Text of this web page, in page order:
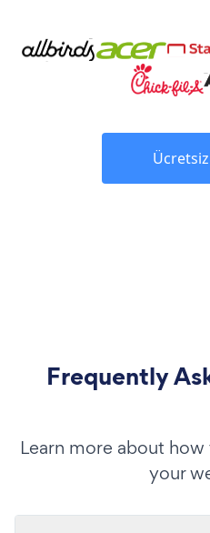
Frequently
Learn more about
your